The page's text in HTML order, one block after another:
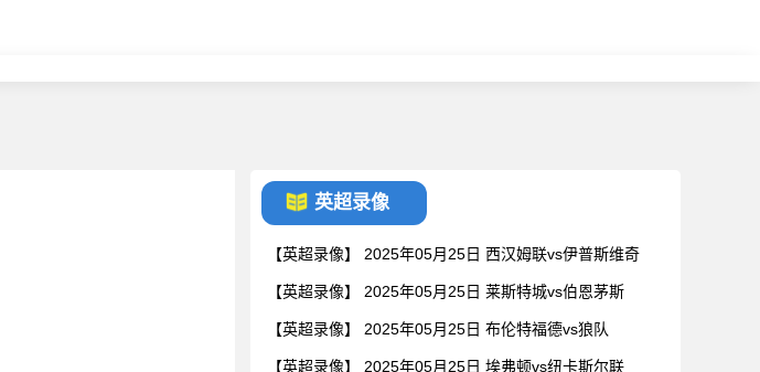
英超录像
【英超录像】 2025年05月25日 西汉姆联vs伊普斯维奇
【英超录像】 2025年05月25日 莱斯特城vs伯恩茅斯
【英超录像】 2025年05月25日 布伦特福德vs狼队
【英超录像】 2025年05月25日 埃弗顿vs纽卡斯尔联